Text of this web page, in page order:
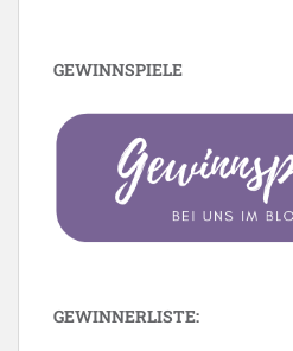
GEWINNSPIELE
GEWINNERLISTE: